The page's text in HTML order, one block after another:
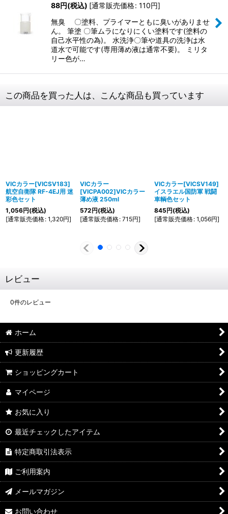
88円(税込) [通常販売価格: 110円]
無臭 〇塗料、プライマーともに臭いがありませ
ん。 筆塗 〇筆ムラになりにくい塗料です(塗料の
自己水平性の為)。 水洗浄〇筆や道具の洗浄は水
道水で可能です(専用薄め液は通常不要)。 ミリタ
リー色が…
この商品を買った人は、こんな商品も買っています
VICカラー[VICSV183]
航空自衛隊 RF-4EJ用 迷
彩色セット
1,056円(税込)
[通常販売価格: 1,320円]
VICカラー
[VICPA002]VICカラー
薄め液 250ml
572円(税込)
[通常販売価格: 715円]
VICカラー[VICSV149]
イスラエル国防軍 戦闘
車輌色セット
845円(税込)
[通常販売価格: 1,056円]
レビュー
0件のレビュー
ホーム
更新履歴
ショッピングカート
マイページ
お気に入り
最近チェックしたアイテム
特定商取引法表示
ご利用案内
メールマガジン
お問い合わせ